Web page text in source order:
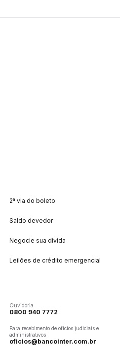
2ª via do boleto
Saldo devedor
Negocie sua dívida
Leilões de crédito emergencial
Ouvidoria
0800 940 7772
Para recebimento de ofícios judiciais e
administrativos
oficios@bancointer.com.br